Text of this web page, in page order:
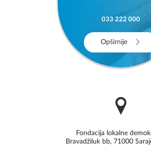
033 222 000
Opširnije
Fondacija lokalne
Bravadžiluk bb, 71000